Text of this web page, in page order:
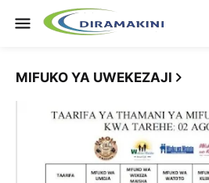
MIFUKO YA UWEKEZAJI